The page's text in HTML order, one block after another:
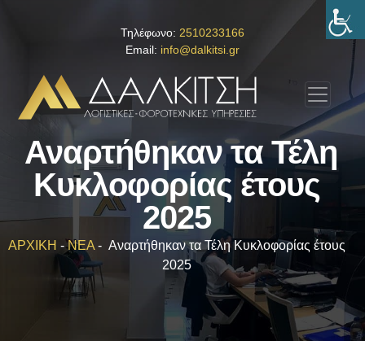
Τηλέφωνο: 2510233166
Email: info@dalkitsi.gr
Αναρτήθηκαν τα Τέλη
Κυκλοφορίας έτους
2025
ΑΡΧΙΚΗ -ΝΕΑ- Αναρτήθηκαν τα Τέλη Κυκλοφορίας έτους
2025